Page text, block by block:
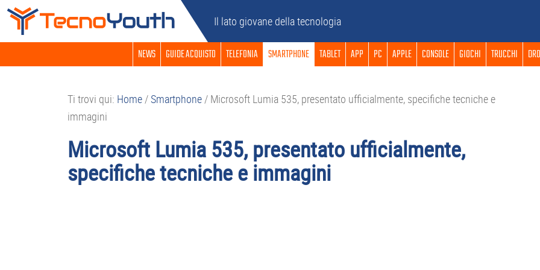
Passa
navigazione
Passa
contenuto
Passa
barra
Passa
piè
Il lato giovane della tecnologia
NEWS GUIDE ACQUISTO TELEFONIA SMARTPHONE TABLET APP PC APPLE CONSOLE GIOCHI TRUCCHI
Ti trovi qui: Home/Smartphone/ Microsoft Lumia 535, presentato ufficialmente, specifiche tecniche e
immagini
Microsoft Lumia 535, presentato ufficialmente,
specifiche tecniche e immagini